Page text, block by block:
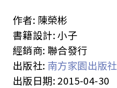
作者: 陳榮彬
書籍設計: 小子
經銷商: 聯合發行
出版社: 南方家園出版社
出版日期: 2015-04-30